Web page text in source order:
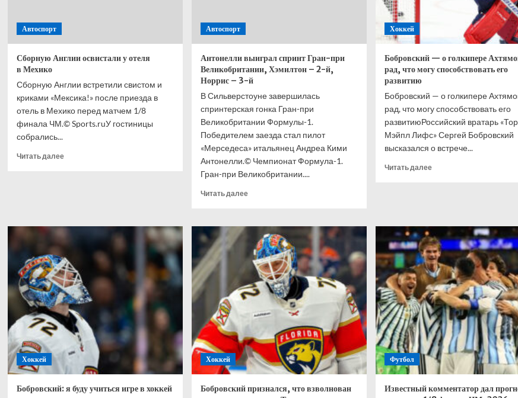
Автоспорт
Сборную Англии освистали у отеля
в Мехико
Сборную Англии встретили свистом и
криками «Мексика!» после приезда в
отель в Мехико перед матчем 1/8
финала ЧМ.© Sports.ruУ гостиницы
собрались...
Читать далееПрочитать
Автоспорт
Антонелли выиграл спринт Гран-при
Великобритании, Хэмилтон – 2-й,
Норрис – 3-й
В Сильверстоуне завершилась
спринтерская гонка Гран-при
Великобритании Формулы-1.
Победителем заезда стал пилот
«Мерседеса» итальянец Андреа Кими
Антонелли.© Чемпионат Формула-1.
Гран-при Великобритании....
Читать далееПрочитать
Антонелли
выиграл
спринт
Гран-
при
Великобритании,
Хэмилтон
2-
й,
Норрис
–
3-
й
Хоккей
Бобровский — о голкипере
рад, что могу способствовать его
развитию
Бобровский — о голкипере
рад, что могу способствовать его
развитиюРоссийский вратарь
Мэйпл Лифс» Сергей Бобровский
высказался о встрече...
Читать далееПрочитать
голкипере
Ахтямове:
рад,
что
могу
способствовать
его
развитию
Хоккей
Бобровский: я буду учиться игре в хоккей
Хоккей
Бобровский признался, что взволнован
Футбол
Известный комментатор дал